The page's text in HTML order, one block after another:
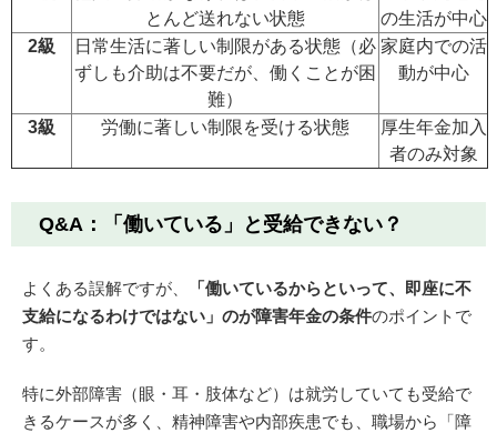
とんど送れない状態
の生活が中心
2級
日常生活に著しい制限がある状態（必
ずしも介助は不要だが、働くことが困
難）
家庭内での活
動が中心
3級 労働に著しい制限を受ける状態
厚生年金加入
者のみ対象
Q&A：「働いている」と受給できない？
よくある誤解ですが、
「働いているからといって、即座に不
支給になるわけではない」のが障害年金の条件のポイントで
す。
特に外部障害（眼・耳・肢体など）は就労していても受給で
きるケースが多く、精神障害や内部疾患でも、職場から「障